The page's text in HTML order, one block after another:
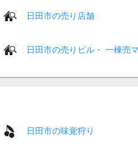
日田市の売り店舗
日田市の売りビル・ 一棟売
日田市の味覚狩り